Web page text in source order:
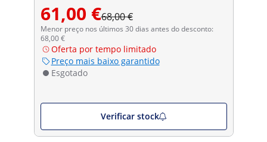
61,00 €68,00 €
Menor preço nos últimos 30 dias antes do desconto:
68,00 €
Oferta por tempo limitado
Preço mais baixo garantido
Esgotado
Verificar stock